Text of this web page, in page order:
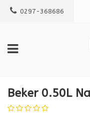
0297-368686
Beker 0.50L